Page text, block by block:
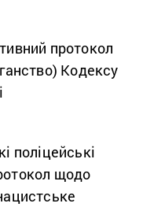
протокол
Кодексу
поліцейські
щодо